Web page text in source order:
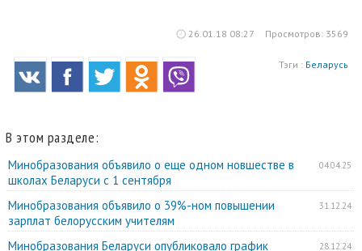
26.01.18 08:27 Просмотров: 3569
Тэги : Беларусь
В этом разделе:
04.04.25
Минобразования объявило о еще одном новшестве в
школах Беларуси с 1 сентября
31.12.24
Минобразования объявило о 39%-ном повышении
зарплат белорусским учителям
28.12.24
Минобразования Беларуси опубликовало график